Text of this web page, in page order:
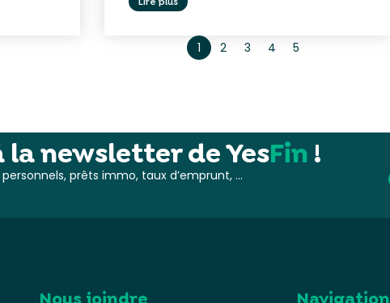
1 2 3 4 5
newsletter de YesFin !
prêts immo, taux d’emprunt, …